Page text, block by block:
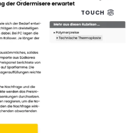
TOUCH